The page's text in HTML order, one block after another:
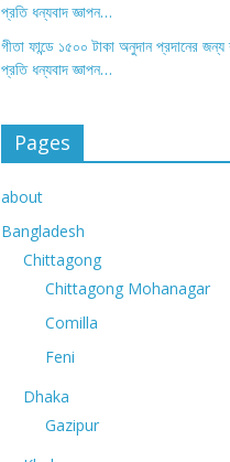
প্রতি ধন্যবাদ জ্ঞাপন…
গীতা ফান্ডে ১৫০০ টাকা অনুদান প্রদানের জন্য
প্রতি ধন্যবাদ জ্ঞাপন…
Pages
about
Bangladesh
Chittagong
Chittagong Mohanagar
Comilla
Feni
Dhaka
Gazipur